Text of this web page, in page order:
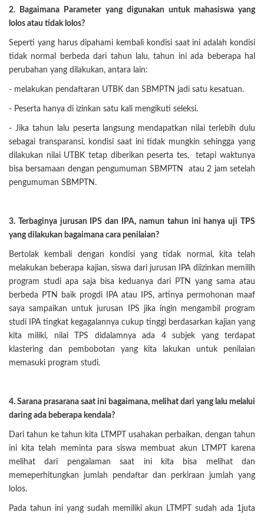
2. Bagaimana Parameter yang digunakan untuk mahasiswa yang
lolos atau tidak lolos?
Seperti yang harus dipahami kembali kondisi saat ini adalah kondisi
tidak normal berbeda dari tahun lalu, tahun ini ada beberapa hal
perubahan yang dilakukan, antara lain:
- melakukan pendaftaran UTBK dan SBMPTN jadi satu kesatuan.
- Peserta hanya di izinkan satu kali mengikuti seleksi.
- Jika tahun lalu peserta langsung mendapatkan nilai terlebih dulu
sebagai transparansi, kondisi saat ini tidak mungkin sehingga yang
dilakukan nilai UTBK tetap diberikan peserta tes, tetapi waktunya
bisa bersamaan dengan pengumuman SBMPTN atau 2 jam setelah
pengumuman SBMPTN.
3. Terbaginya jurusan IPS dan IPA, namun tahun ini hanya uji TPS
yang dilakukan bagaimana cara penilaian?
Bertolak kembali dengan kondisi yang tidak normal, kita telah
melakukan beberapa kajian, siswa dari jurusan IPA diizinkan memilih
program studi apa saja bisa keduanya dari PTN yang sama atau
berbeda PTN baik progdi IPA atau IPS, artinya permohonan maaf
saya sampaikan untuk jurusan IPS jika ingin mengambil program
studi IPA tingkat kegagalannya cukup tinggi berdasarkan kajian yang
kita miliki, nilai TPS didalamnya ada 4 subjek yang terdapat
klastering dan pembobotan yang kita lakukan untuk penilaian
memasuki program studi.
4. Sarana prasarana saat ini bagaimana, melihat dari yang lalu melalui
daring ada beberapa kendala?
Dari tahun ke tahun kita LTMPT usahakan perbaikan, dengan tahun
ini kita telah meminta para siswa membuat akun LTMPT karena
melihat dari pengalaman saat ini kita bisa melihat dan
memeperhitungkan jumlah pendaftar dan perkiraan jumlah yang
lolos.
Pada tahun ini yang sudah memiliki akun LTMPT sudah ada 1juta